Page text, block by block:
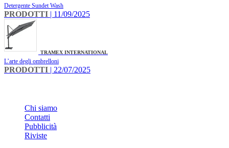
Detergente Sundet Wash
PRODOTTI | 11/09/2025
TRAMEX INTERNATIONAL
L’arte degli ombrelloni
PRODOTTI | 22/07/2025
Chi siamo
Contatti
Pubblicità
Riviste